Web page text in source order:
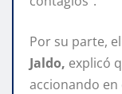
Por su parte,
Jaldo, explicó
accionando en